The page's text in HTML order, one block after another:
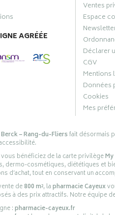
AGRÉÉE
Ventes
Espace
Déclarer
CGV
Mentions
Données
Cookies
Mes
– Rang-du-Fliersfait désormais
vous bénéficiez de la carte privilège
dermo-cosmétiques, diététiques et
d’achat, tout en conservant un
de800 m², lapharmacie Cayeux
à des prix attractifs. Notre équipe
:pharmacie-cayeux.fr